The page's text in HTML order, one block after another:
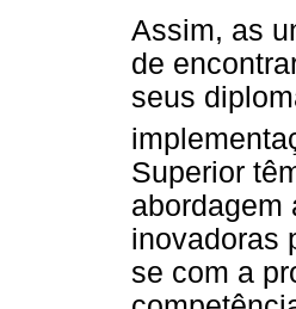
Assim, as
de
seus
Superior
abordagem
inovadoras
se com a